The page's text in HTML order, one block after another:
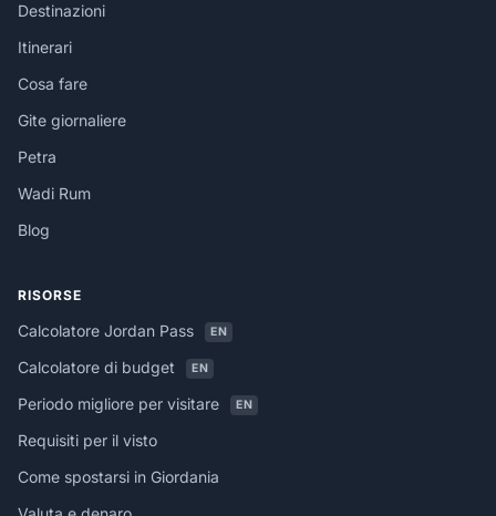
Destinazioni
Itinerari
Cosa fare
Gite giornaliere
Petra
Wadi Rum
Blog
RISORSE
Calcolatore Jordan Pass EN
Calcolatore di budget EN
Periodo migliore per visitare EN
Requisiti per il visto
Come spostarsi in Giordania